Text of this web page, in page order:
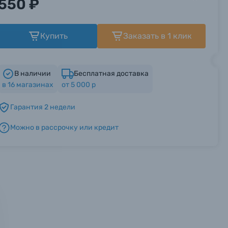
с
₽
Купить Заказать в 1 клик
В наличии
в 16магазинах
Бесплатная доставка
от 5 000 р
Гарантия 2 недели
Можно в рассрочку или кредит